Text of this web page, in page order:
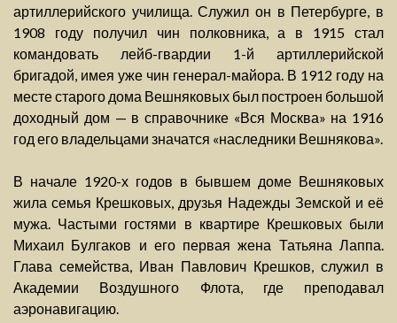
артиллерийского училища. Служил он в Петербурге, в
1908 году получил чин полковника, а в 1915 стал
командовать лейб-гвардии 1-й артиллерийской
бригадой, имея уже чин генерал-майора. В 1912 году на
месте старого дома Вешняковых был построен большой
доходный дом — в справочнике «Вся Москва» на 1916
год его владельцами значатся «наследники Вешнякова».
В начале 1920-х годов в бывшем доме Вешняковых
жила семья Крешковых, друзья Надежды Земской и её
мужа. Частыми гостями в квартире Крешковых были
Михаил Булгаков и его первая жена Татьяна Лаппа.
Глава семейства, Иван Павлович Крешков, служил в
Академии Воздушного Флота, где преподавал
аэронавигацию.